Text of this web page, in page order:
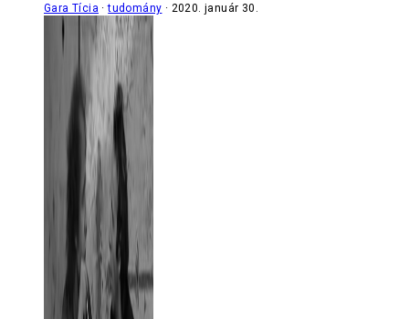
Gara Tícia tudomány 2020. január 30.